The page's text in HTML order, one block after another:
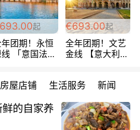
起
团期！永恒
「意国法
/天起 ~包拼房
€693.00起
全年团期！文艺
金线 【意大利一
每周铁发！
房屋店铺 生活服务 新闻
的自家养